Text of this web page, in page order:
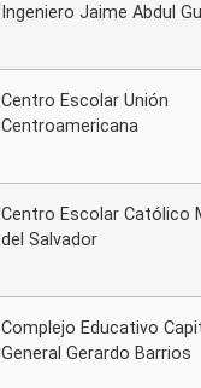
Ingeniero Jaime Abdul
Centro Escolar Unión
Centroamericana
Centro Escolar Católico
del Salvador
Complejo Educativo
General Gerardo Barrios